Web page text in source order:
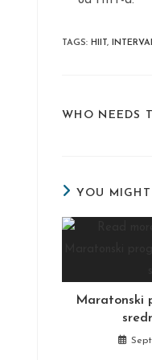
TAGS: HIIT ,
WHO NEEDS
YOU
Maratonski